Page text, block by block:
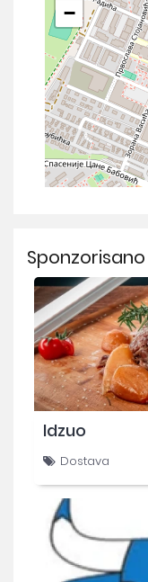
−
Sponzorisano
Idzuo
Dostava